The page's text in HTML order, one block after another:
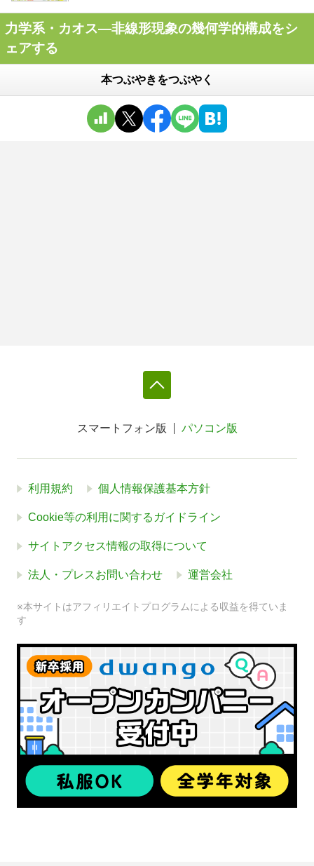
力学系・カオス―非線形現象の幾何学的構成をシ
ェアする
本つぶやきをつぶやく
スマートフォン版 パソコン版
利用規約 個人情報保護基本方針
Cookie等の利用に関するガイドライン
サイトアクセス情報の取得について
法人・プレスお問い合わせ 運営会社
※本サイトはアフィリエイトプログラムによる収益を得ていま
す